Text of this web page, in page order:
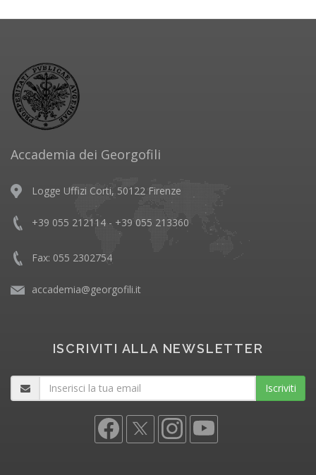
Accademia dei Georgofili
Logge Uffizi Corti, 50122 Firenze
+39 055 212114 - +39 055 213360
Fax: 055 2302754
accademia@georgofili.it
ISCRIVITI ALLA NEWSLETTER
Iscriviti